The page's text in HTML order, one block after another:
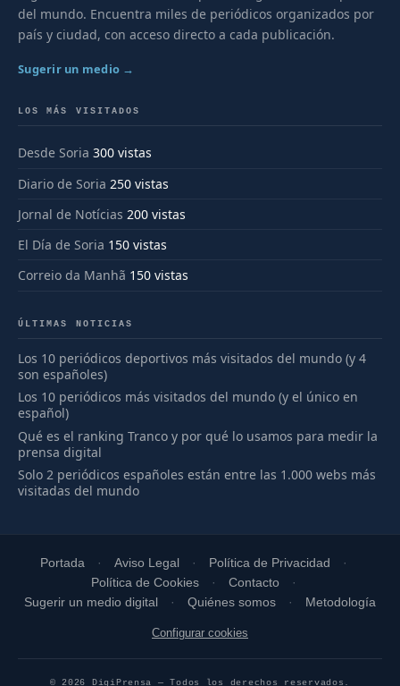
del mundo. Encuentra miles de periódicos organizados por
país y ciudad, con acceso directo a cada publicación.
Sugerir un medio →
LOS MÁS VISITADOS
Desde Soria 300 vistas
Diario de Soria 250 vistas
Jornal de Notícias 200 vistas
El Día de Soria 150 vistas
Correio da Manhã 150 vistas
ÚLTIMAS NOTICIAS
Los 10 periódicos deportivos más visitados del mundo (y 4
son españoles)
Los 10 periódicos más visitados del mundo (y el único en
español)
Qué es el ranking Tranco y por qué lo usamos para medir la
prensa digital
Solo 2 periódicos españoles están entre las 1.000 webs más
visitadas del mundo
Portada Aviso Legal
Política de Privacidad
Política de Cookies
Contacto
Sugerir un medio digital
Quiénes somos Metodología
Configurar cookies
© 2026 DigiPrensa — Todos los derechos reservados.